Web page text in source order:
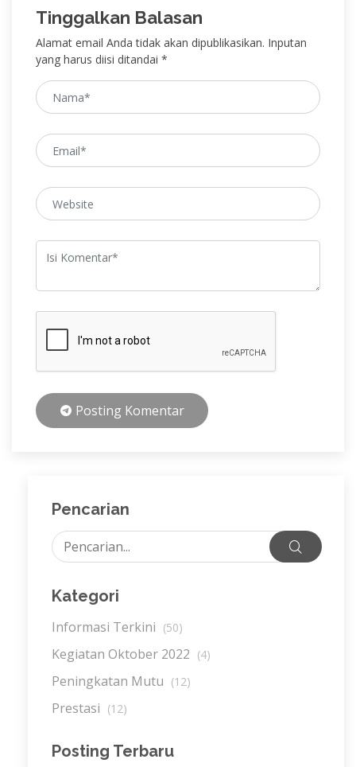
Tinggalkan Balasan
Alamat email Anda tidak akan dipublikasikan. Inputan
yang harus diisi ditandai *
Posting Komentar
Pencarian
Kategori
Informasi Terkini (50)
Kegiatan Oktober 2022 (4)
Peningkatan Mutu (12)
Prestasi (12)
Posting Terbaru